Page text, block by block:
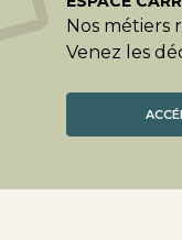
Nos métiers
Venez les